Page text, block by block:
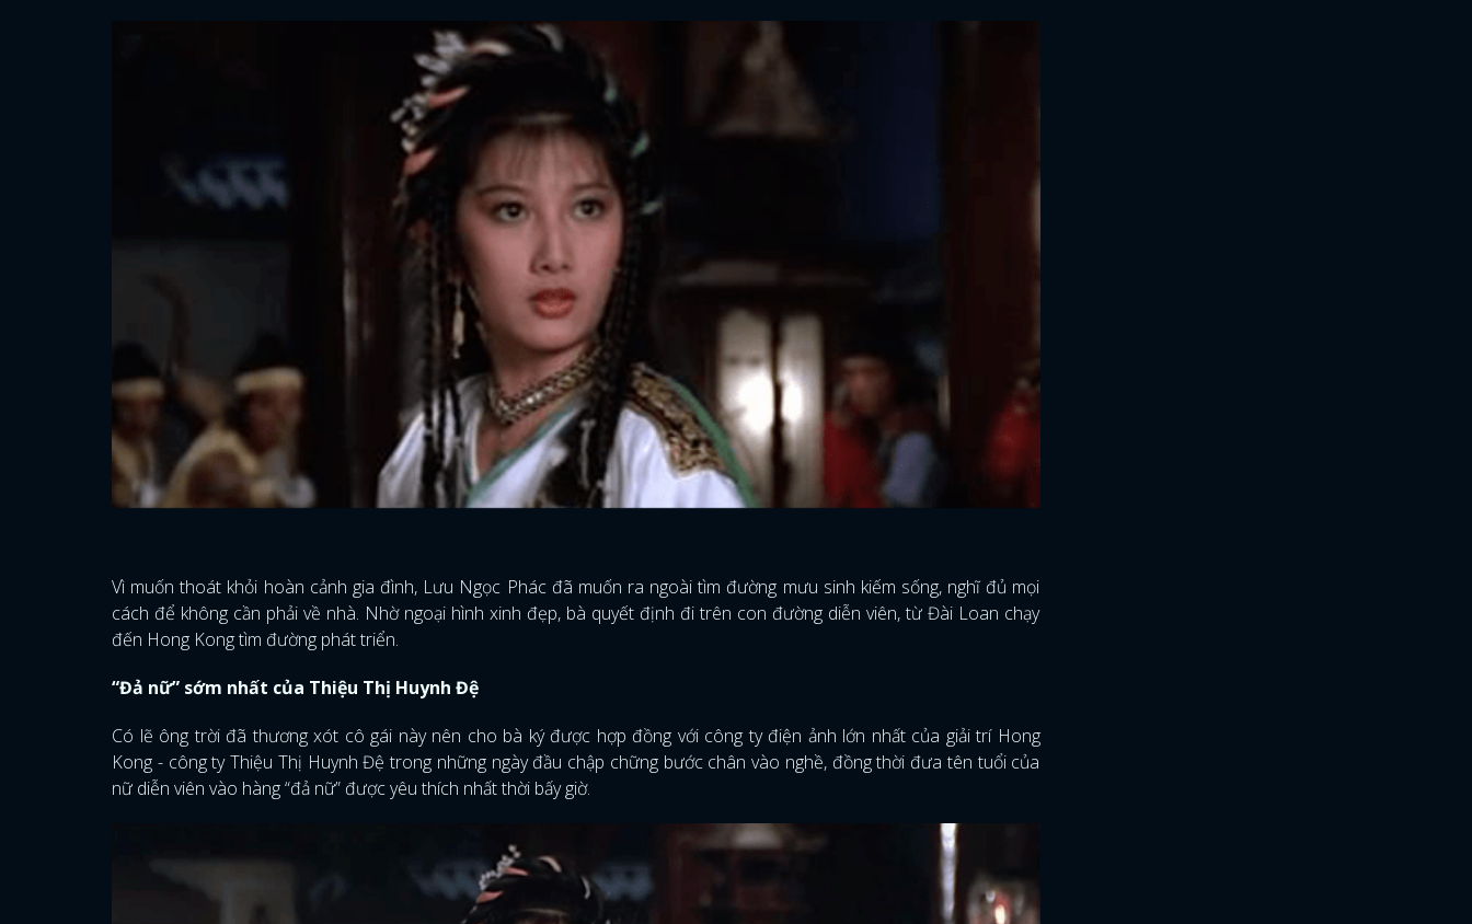
ĐĂNG NHẬP
FACEBOOK
Vì muốn thoát khỏi hoàn cảnh gia đình, Lưu Ngọc Phác đã muốn ra ngoài tìm đường mưu sinh kiếm sống, nghĩ đủ mọi
cách để không cần phải về nhà. Nhờ ngoại hình xinh đẹp, bà quyết định đi trên con đường diễn viên, từ Đài Loan chạy
đến Hong Kong tìm đường phát triển.
“Đả nữ” sớm nhất của Thiệu Thị Huynh Đệ
Có lẽ ông trời đã thương xót cô gái này nên cho bà ký được hợp đồng với công ty điện ảnh lớn nhất của giải trí Hong
Kong - công ty Thiệu Thị Huynh Đệ trong những ngày đầu chập chững bước chân vào nghề, đồng thời đưa tên tuổi của
nữ diễn viên vào hàng “đả nữ” được yêu thích nhất thời bấy giờ.